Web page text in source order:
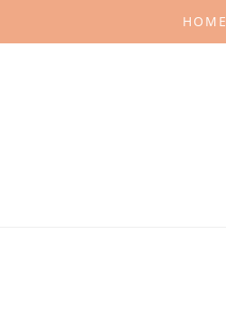
HOME